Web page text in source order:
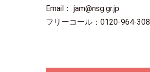
Email： jam@nsg.gr.jp
フリーコール：0120-964-308